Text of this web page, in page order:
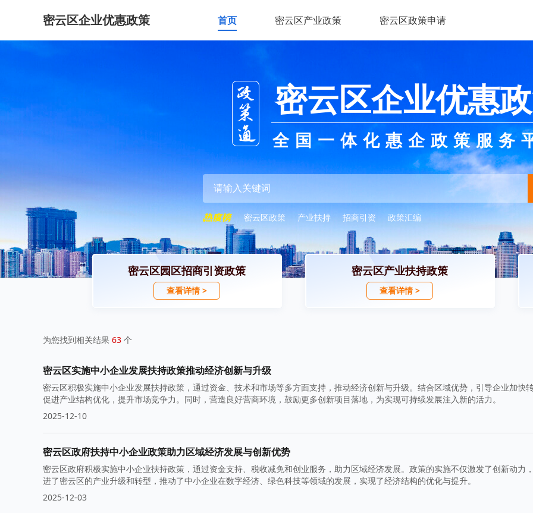
密云区企业优惠政策 首页 密云区产业政策 密云区政策申请
密云区企业优惠
全国一体化惠企政策服务
密云区政策 产业扶持 招商引资 政策汇编
密云区园区招商引资政策
查看详情 >
密云区产业扶持政策
查看详情 >
为您找到相关结果 63 个
密云区实施中小企业发展扶持政策推动经济创新与升级
密云区积极实施中小企业发展扶持政策，通过资金、技术和市场等多方面支持，推动经济创新与升级。结合区域优势，引导企业加快转
促进产业结构优化，提升市场竞争力。同时，营造良好营商环境，鼓励更多创新项目落地，为实现可持续发展注入新的活力。
2025-12-10
密云区政府扶持中小企业政策助力区域经济发展与创新优势
密云区政府积极实施中小企业扶持政策，通过资金支持、税收减免和创业服务，助力区域经济发展。政策的实施不仅激发了创新动力
进了密云区的产业升级和转型，推动了中小企业在数字经济、绿色科技等领域的发展，实现了经济结构的优化与提升。
2025-12-03